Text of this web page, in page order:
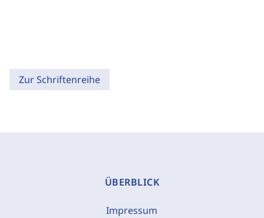
Zur Schriftenreihe
ÜBERBLICK
Impressum